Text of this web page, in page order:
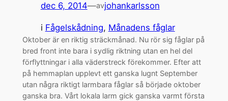
dec 6, 2014—avjohankarlsson
i Fågelskådning, Månadens fåglar
Oktober är en riktig sträckmånad. Nu rör sig fåglar på
bred front inte bara i sydlig riktning utan en hel del
förflyttningar i alla väderstreck förekommer. Efter att
på hemmaplan upplevt ett ganska lugnt September
utan några riktigt larmbara fåglar så började oktober
ganska bra. Vårt lokala larm gick ganska varmt första